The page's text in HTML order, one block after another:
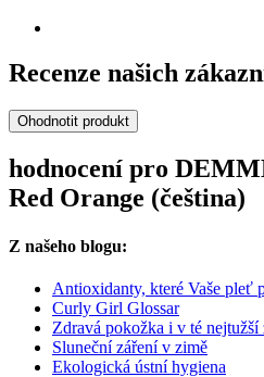
Recenze našich
Ohodnotit produkt
hodnocení pro
Red Orange (čeština)
Z našeho blogu:
Antioxidanty, které Vaše pleť
Curly Girl Glossar
Zdravá pokožka i v té nejtužší
Sluneční záření v zimě
Ekologická ústní hygiena